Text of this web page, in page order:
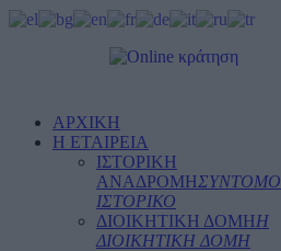
ΑΡΧΙΚΗ
Η ΕΤΑΙΡΕΙΑ
ΙΣΤΟΡΙΚΗ
ΑΝΑΔΡΟΜΗΣΥΝΤΟΜΟ
ΙΣΤΟΡΙΚΟ
ΔΙΟΙΚΗΤΙΚΗ ΔΟΜΗΗ
ΔΙΟΙΚΗΤΙΚΗ ΔΟΜΗ